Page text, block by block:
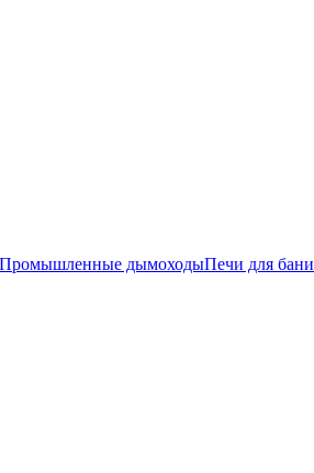
Промышленные дымоходыПечи для бани